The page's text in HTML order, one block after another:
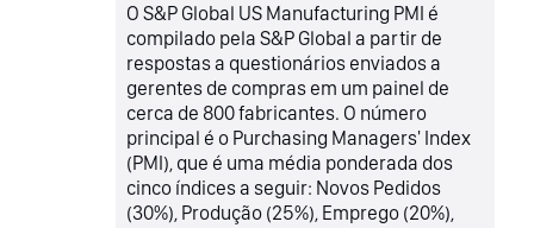
O S&P Global US Manufacturing PMI é
compilado pela S&P Global a partir de
respostas a questionários enviados a
gerentes de compras em um painel de
cerca de 800 fabricantes. O número
principal é o Purchasing Managers' Index
(PMI), que é uma média ponderada dos
cinco índices a seguir: Novos Pedidos
(30%), Produção (25%), Emprego (20%),